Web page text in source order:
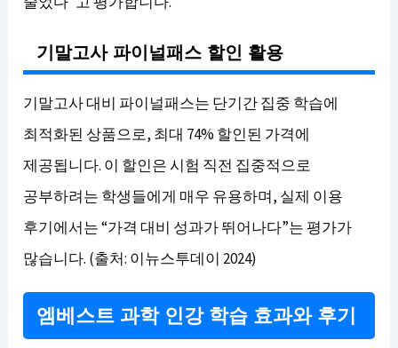
기말고사 파이널패스 할인 활용
기말고사 대비 파이널패스는 단기간 집중 학습에
최적화된 상품으로, 최대 74% 할인된 가격에
제공됩니다. 이 할인은 시험 직전 집중적으로
공부하려는 학생들에게 매우 유용하며, 실제 이용
후기에서는 “가격 대비 성과가 뛰어나다”는 평가가
많습니다. (출처: 이뉴스투데이 2024)
엠베스트 과학 인강 학습 효과와 후기